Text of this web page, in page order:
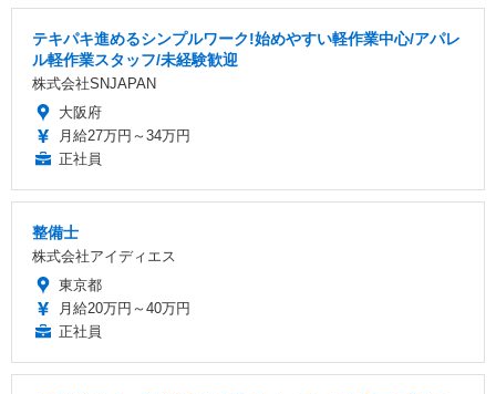
テキパキ進めるシンプルワーク!始めやすい軽作業中心/アパレ
ル軽作業スタッフ/未経験歓迎
株式会社SNJAPAN
大阪府
月給27万円～34万円
正社員
整備士
株式会社アイディエス
東京都
月給20万円～40万円
正社員